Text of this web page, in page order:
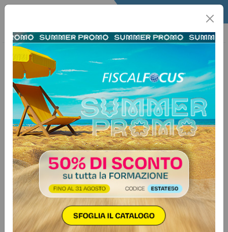
Home Quotidiano Il Quotidiano Edizione del giorno
1 agosto 2020
Quotidiano edizioni in PDF - Agosto
2020
Vuoi avere accesso a tutti i
contenuti riservati e agli
articoli di "Quotidiano"?
Abbonati ora